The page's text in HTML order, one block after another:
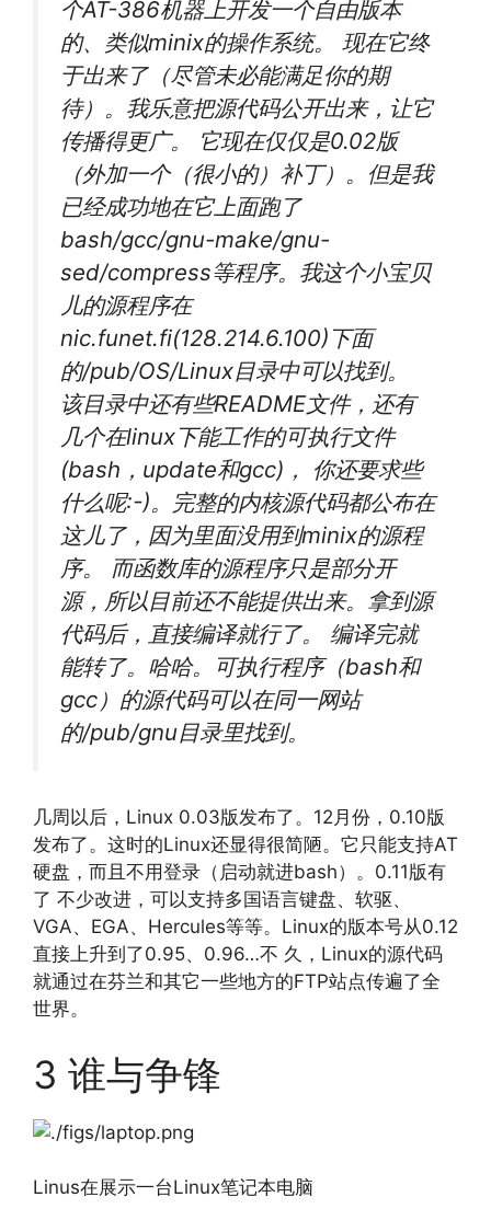
个AT-386机器上开发一个自由版本
的、类似minix的操作系统。 现在它终
于出来了（尽管未必能满足你的期
待）。我乐意把源代码公开出来，让它
传播得更广。 它现在仅仅是0.02版
（外加一个（很小的）补丁）。但是我
已经成功地在它上面跑了
bash/gcc/gnu-make/gnu-
sed/compress等程序。我这个小宝贝
儿的源程序在
nic.funet.fi(128.214.6.100)下面
的/pub/OS/Linux目录中可以找到。
该目录中还有些README文件，还有
几个在linux下能工作的可执行文件
(bash，update和gcc)， 你还要求些
什么呢:-)。完整的内核源代码都公布在
这儿了，因为里面没用到minix的源程
序。 而函数库的源程序只是部分开
源，所以目前还不能提供出来。拿到源
代码后，直接编译就行了。 编译完就
能转了。哈哈。可执行程序（bash和
gcc）的源代码可以在同一网站
的/pub/gnu目录里找到。
几周以后，Linux 0.03版发布了。12月份，0.10版
发布了。这时的Linux还显得很简陋。它只能支持AT
硬盘，而且不用登录（启动就进bash）。0.11版有
了 不少改进，可以支持多国语言键盘、软驱、
VGA、EGA、Hercules等等。Linux的版本号从0.12
直接上升到了0.95、0.96…不 久，Linux的源代码
就通过在芬兰和其它一些地方的FTP站点传遍了全
世界。
3 谁与争锋
Linus在展示一台Linux笔记本电脑